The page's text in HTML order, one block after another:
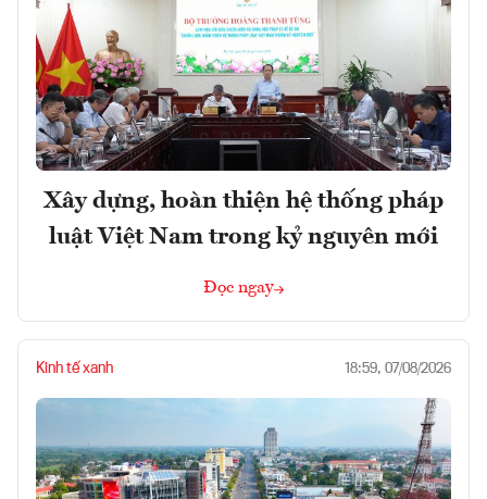
Xây dựng, hoàn thiện hệ thống pháp
luật Việt Nam trong kỷ nguyên mới
Đọc ngay
Kinh tế xanh 18:59, 07/08/2026